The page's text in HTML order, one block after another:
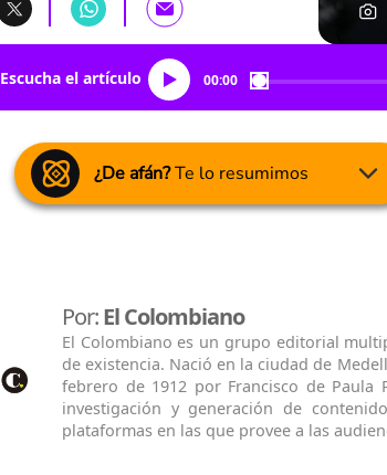
Escucha el artículo 00:00
¿De afán?Te lo resumimos
Por:El Colombiano
El Colombiano es un grupo editorial
de existencia. Nació en la ciudad de
febrero de 1912 por Francisco de Paula
investigación y generación de
plataformas en las que provee a las